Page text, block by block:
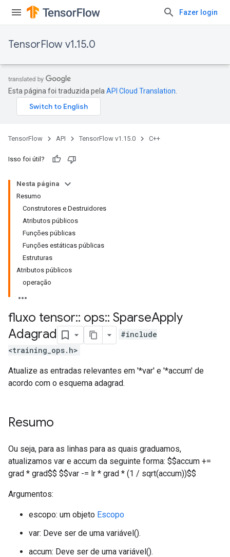
Fazer login
TensorFlow v1.15.0
Esta página foi traduzida pela API Cloud Translation
TensorFlow API TensorFlow v1.15.0 C++
Isso foi útil?
Nesta página
Resumo
Construtores e Destruidores
Atributos públicos
Funções públicas
Funções estáticas públicas
Estruturas
Atributos públicos
operação
fluxo tensor:: ops:: SparseApply
Adagrad
#include
<training_ops.h>
Atualize as entradas relevantes em '*var' e '*accum' de
acordo com o esquema adagrad.
Resumo
Ou seja, para as linhas para as quais graduamos,
atualizamos var e accum da seguinte forma: $$accum +=
grad * grad$$ $$var -= lr * grad * (1 / sqrt(accum))$$
Argumentos:
escopo: um objeto Escopo
var: Deve ser de uma variável().
accum: Deve ser de uma variável().